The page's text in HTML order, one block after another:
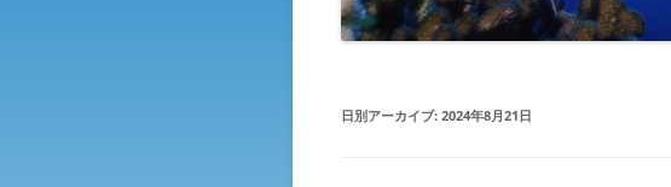
日別アーカイブ: 2024年8月21日